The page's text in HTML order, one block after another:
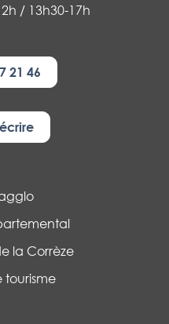
/ 13h30-17h
21 46
la Corrèze
tourisme